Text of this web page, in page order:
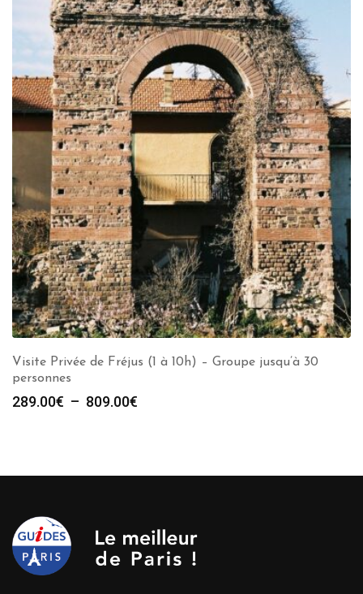
Visite Privée de Fréjus (1 à 10h) – Groupe jusqu’à 30
personnes
289.00€ – 809.00€
à